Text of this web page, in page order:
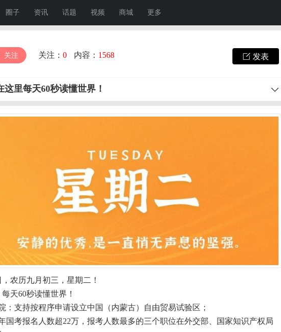
圈子 资讯 话题 视频 商城 更多
关注 关注： 0 内容： 1568 发表
里每天60秒读懂世界！
，农历九月初三，星期二！
天60秒读懂世界！
：支持按程序申请设立中国（内蒙古）自由贸易试验区；
国考报名人数超22万，报考人数最多的三个职位在外交部、国家知识产权局